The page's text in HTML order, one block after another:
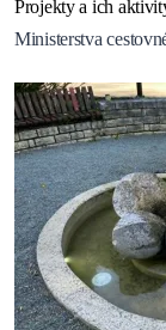
Projekty a ich
Ministerstva